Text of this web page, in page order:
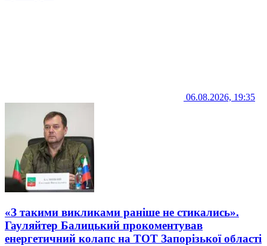
06.08.2026, 19:35
«З такими викликами раніше не стикались».
Гауляйтер Балицький прокоментував
енергетичний колапс на ТОТ Запорізької області